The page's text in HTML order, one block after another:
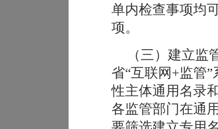
单内检查事项均
项。
（三）建立监
省“互联网+监管
性主体通用名录
各监管部门在通